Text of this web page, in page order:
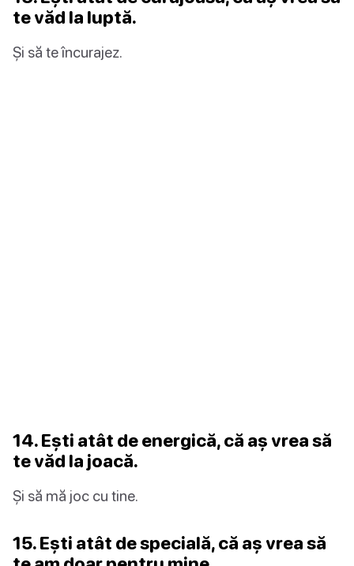
te văd la luptă.
Și să te încurajez.
14. Ești atât de energică, că aș vrea să
te văd la joacă.
Și să mă joc cu tine.
15. Ești atât de specială, că aș vrea să